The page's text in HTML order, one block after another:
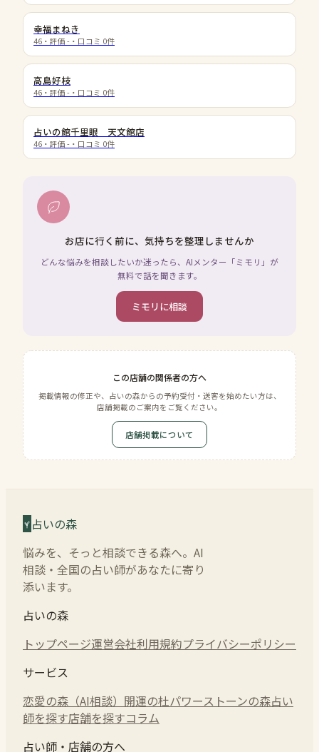
幸福まねき
46 ・評価 - ・口コミ 0件
高島好枝
46 ・評価 - ・口コミ 0件
占いの館千里眼 天文館店
46 ・評価 - ・口コミ 0件
お店に行く前に、気持ちを整理しませんか
どんな悩みを相談したいか迷ったら、AIメンター「ミモリ」が
無料で話を聞きます。
ミモリに相談
この店舗の関係者の方へ
掲載情報の修正や、占いの森からの予約受付・送客を始めたい方は、
店舗掲載のご案内をご覧ください。
店舗掲載について
占いの森
悩みを、そっと相談できる森へ。AI
相談・全国の占い師があなたに寄り
添います。
占いの森
トップページ運営会社利用規約プライバシーポリシー
サービス
恋愛の森（AI相談） 開運の杜パワーストーンの森占い
師を探す店舗を探すコラム
占い師・店舗の方へ